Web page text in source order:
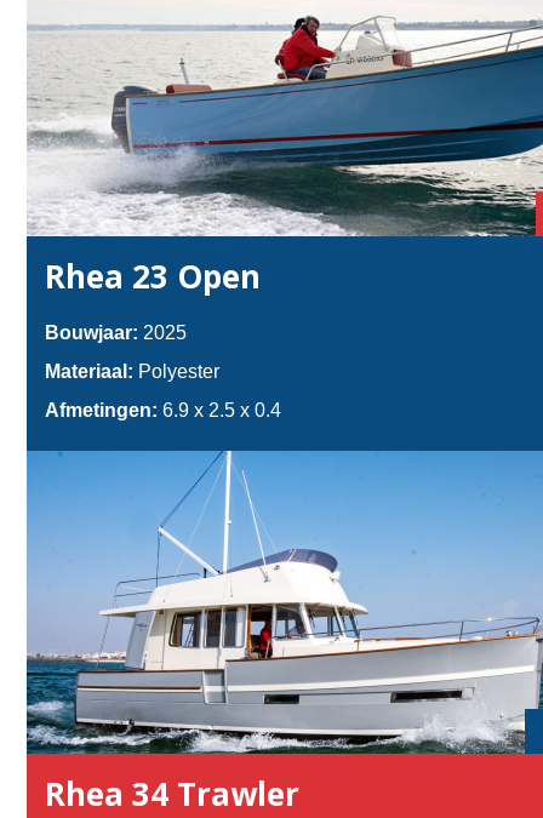
Rhea 23 Open
Bouwjaar: 2025
Materiaal: Polyester
Afmetingen: 6.9 x 2.5 x 0.4
Rhea 34 Trawler